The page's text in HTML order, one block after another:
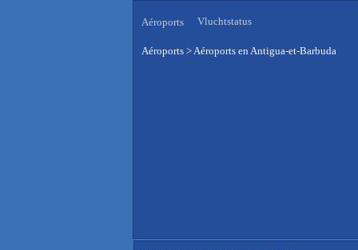
Aéroports Vluchtstatus
Aéroports >Aéroports en Antigua-et-Barbuda